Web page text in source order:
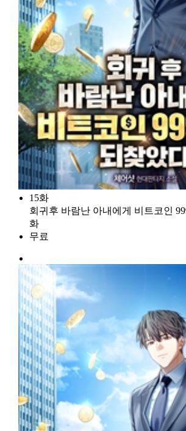
15화
회귀후 바람난 아내에게 비트코인
화
무료